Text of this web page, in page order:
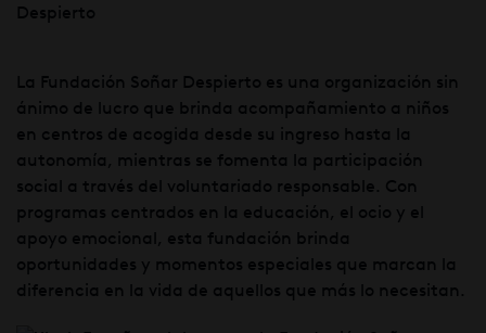
La Fundación Soñar Despierto es una organización sin
ánimo de lucro que brinda acompañamiento a niños
en centros de acogida desde su ingreso hasta la
autonomía, mientras se fomenta la participación
social a través del voluntariado responsable. Con
programas centrados en la educación, el ocio y el
apoyo emocional, esta fundación brinda
oportunidades y momentos especiales que marcan la
diferencia en la vida de aquellos que más lo necesitan.